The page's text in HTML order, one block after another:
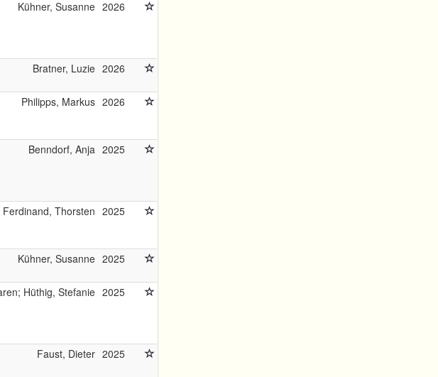
Kühner, Susanne 2026
Bratner, Luzie 2026
Philipps, Markus 2026
Benndorf, Anja 2025
Ferdinand, Thorsten 2025
Kühner, Susanne 2025
Hüthig, Stefanie 2025
Faust, Dieter 2025